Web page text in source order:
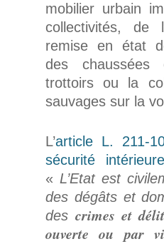
mobilier urbain
collectivités, de
remise en état
des
trottoirs ou la
sauvages sur la
L’article L. 211-
sécurité intérieure
« L’Etat est
des dégâts et
des crimes et
ouverte ou par